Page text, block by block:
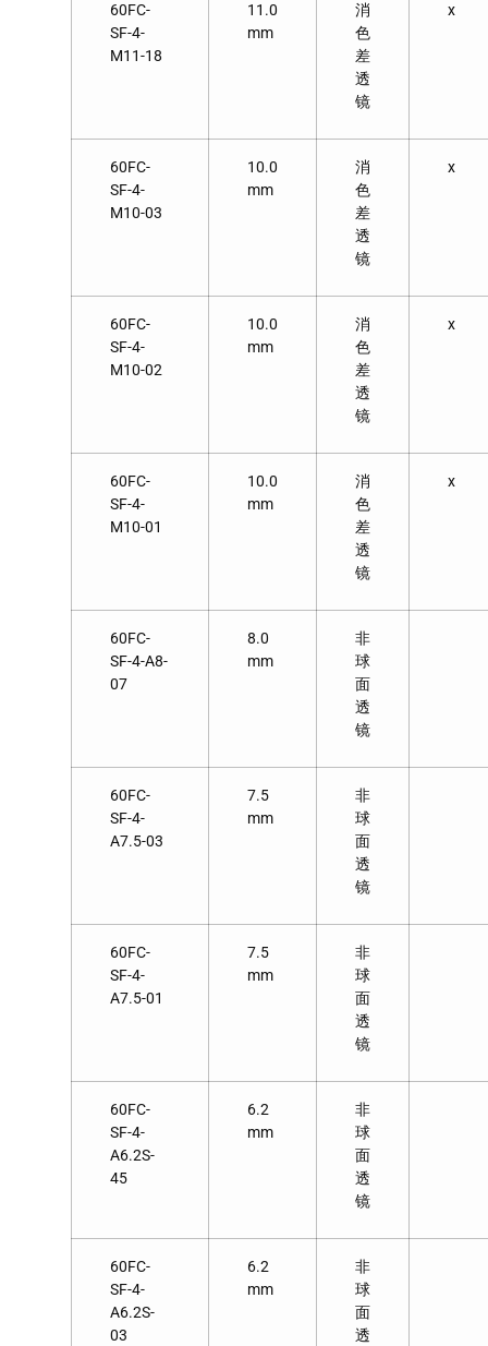
60FC-
SF-4-
M11-18
11.0
mm
消
色
差
透
镜
x
60FC-
SF-4-
M10-03
10.0
mm
消
色
差
透
镜
x
60FC-
SF-4-
M10-02
10.0
mm
消
色
差
透
镜
x
60FC-
SF-4-
M10-01
10.0
mm
消
色
差
透
镜
x
60FC-
SF-4-A8-
07
8.0
mm
非
球
面
透
镜
60FC-
SF-4-
A7.5-03
7.5
mm
非
球
面
透
镜
60FC-
SF-4-
A7.5-01
7.5
mm
非
球
面
透
镜
60FC-
SF-4-
A6.2S-
45
6.2
mm
非
球
面
透
镜
60FC-
SF-4-
A6.2S-
03
6.2
mm
非
球
面
透